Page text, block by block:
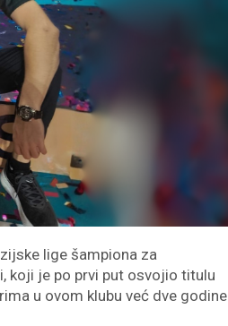
lige šampiona za
koji je po prvi put osvojio titulu
u ovom klubu već dve godine